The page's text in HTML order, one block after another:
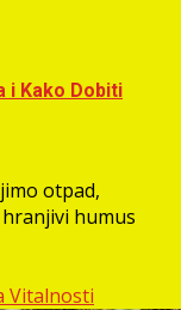
i Kako Dobiti
otpad,
humus
Vitalnosti